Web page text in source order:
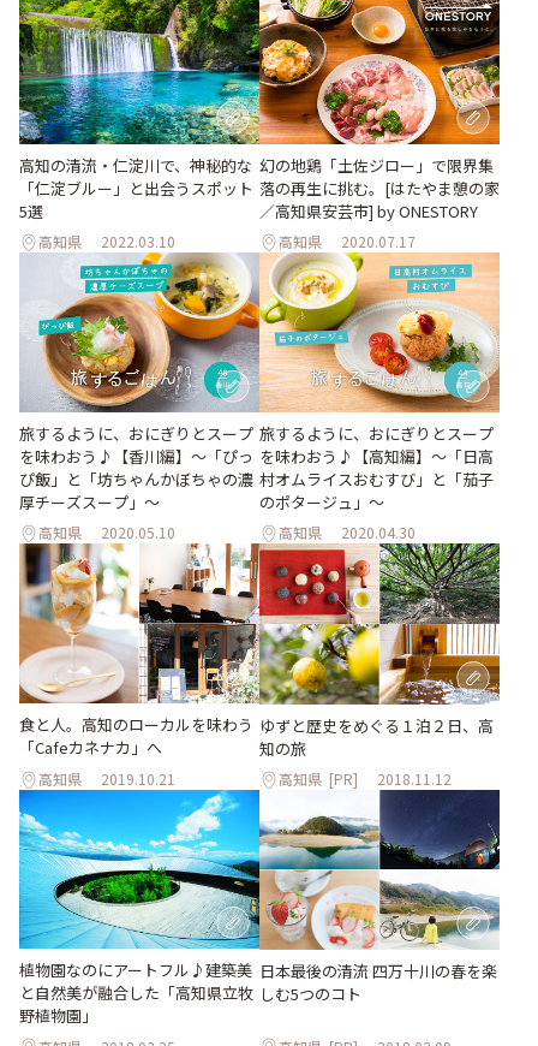
高知の清流・仁淀川で、神秘的な
「仁淀ブルー」と出会うスポット
5選
高知県 2022.03.10
幻の地鶏「土佐ジロー」で限界集
落の再生に挑む。[はたやま憩の家
／高知県安芸市] by ONESTORY
高知県 2020.07.17
旅するように、おにぎりとスープ
を味わおう♪【香川編】〜「ぴっ
ぴ飯」と「坊ちゃんかぼちゃの濃
厚チーズスープ」〜
高知県 2020.05.10
旅するように、おにぎりとスープ
を味わおう♪【高知編】〜「日高
村オムライスおむすび」と「茄子
のポタージュ」〜
高知県 2020.04.30
食と人。高知のローカルを味わう
「Cafeカネナカ」へ
高知県 2019.10.21
ゆずと歴史をめぐる１泊２日、高
知の旅
高知県 [PR] 2018.11.12
植物園なのにアートフル♪建築美
と自然美が融合した「高知県立牧
野植物園」
日本最後の清流 四万十川の春を楽
しむ5つのコト